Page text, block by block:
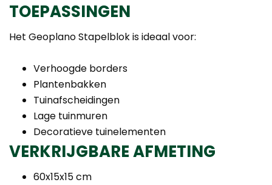
TOEPASSINGEN
Het Geoplano Stapelblok is ideaal voor:
Verhoogde borders
Plantenbakken
Tuinafscheidingen
Lage tuinmuren
Decoratieve tuinelementen
VERKRIJGBARE AFMETING
60x15x15 cm